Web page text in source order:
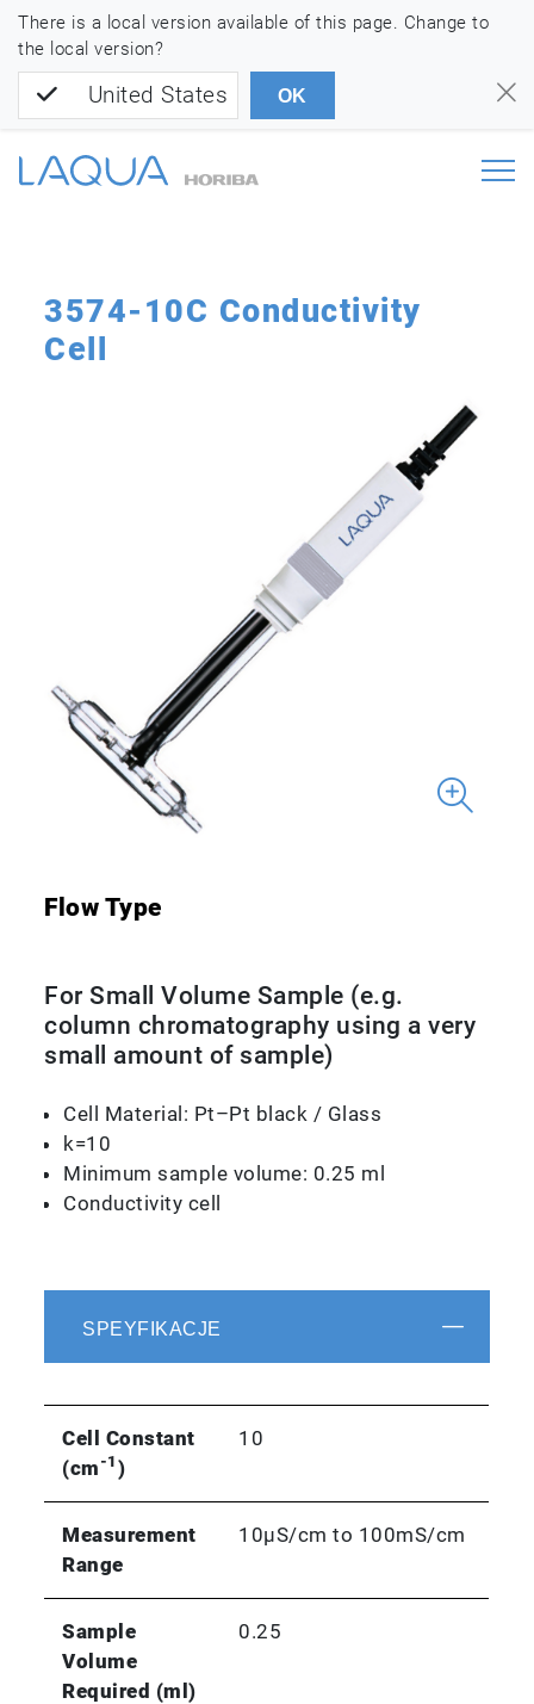
There is a local version available of this page. Change to
the local version?
United States OK
3574-10C Conductivity
Cell
Flow Type
For Small Volume Sample (e.g.
column chromatography using a very
small amount of sample)
Cell Material: Pt–Pt black / Glass
k=10
Minimum sample volume: 0.25 ml
Conductivity cell
SPEYFIKACJE
Cell Constant
(cm -1 )
10
Measurement
Range
10µS/cm to 100mS/cm
Sample
Volume
Required (ml)
0.25